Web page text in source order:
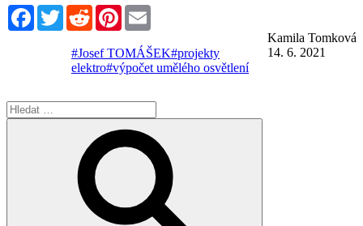
FacebookTwitterRedditPinterest
Kamila Tomková
14. 6. 2021
#Josef TOMÁŠEK#projekty
elektro#výpočet umělého osvětlení
Hledat: